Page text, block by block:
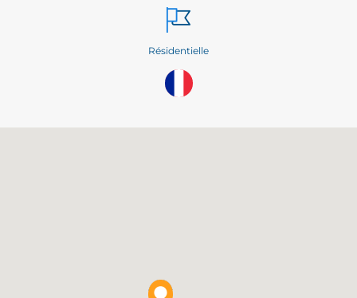
Résidentielle